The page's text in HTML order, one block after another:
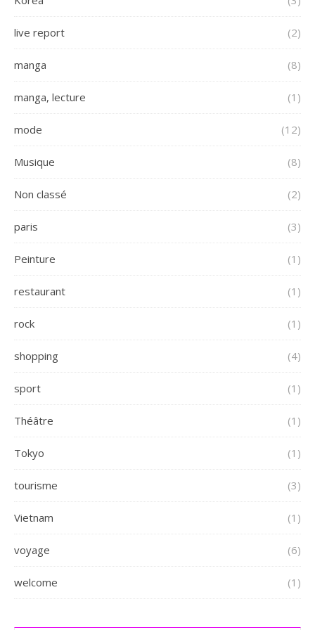
live report (2)
manga (8)
manga, lecture (1)
mode (12)
Musique (8)
Non classé (2)
paris (3)
Peinture (1)
restaurant (1)
rock (1)
shopping (4)
sport (1)
Théâtre (1)
Tokyo (1)
tourisme (3)
Vietnam (1)
voyage (6)
welcome (1)